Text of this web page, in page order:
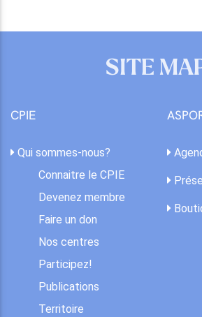
SITE
CPIE
Qui sommes-nous?
Connaitre le CPIE
Devenez membre
Faire un don
Nos centres
Participez!
Publications
Territoire